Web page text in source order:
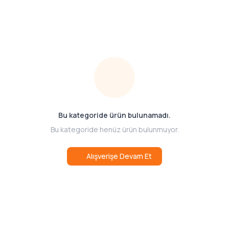
Bu kategoride ürün bulunamadı.
Bu kategoride henüz ürün bulunmuyor.
Alışverişe Devam Et